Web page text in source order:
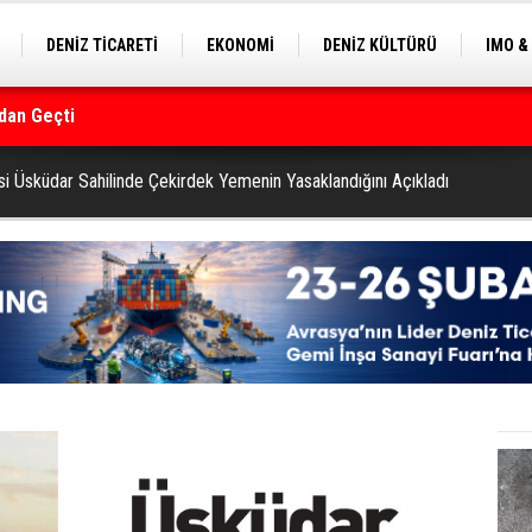
DENİZ TİCARETİ EKONOMİ DENİZ KÜLTÜRÜ
IMO
Geçti
Sahilinde Çekirdek Yemenin Yasaklandığını Açıkladı